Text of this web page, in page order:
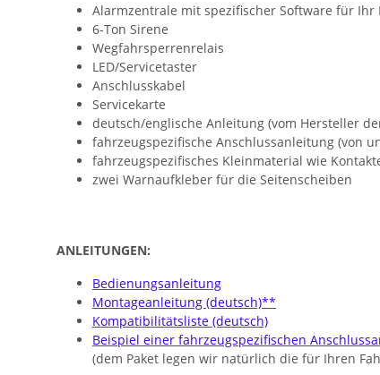
Alarmzentrale mit spezifischer Software für Ihr
6-Ton Sirene
Wegfahrsperrenrelais
LED/Servicetaster
Anschlusskabel
Servicekarte
deutsch/englische Anleitung (vom Hersteller
fahrzeugspezifische Anschlussanleitung (von
fahrzeugspezifisches Kleinmaterial wie
zwei Warnaufkleber für die Seitenscheiben
ANLEITUNGEN:
Bedienungsanleitung
Montageanleitung (deutsch)**
Kompatibilitätsliste (deutsch)
Beispiel einer fahrzeugspezifischen
(dem Paket legen wir natürlich die für Ihren